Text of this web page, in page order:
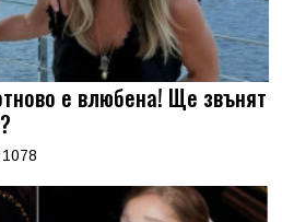
е влюбена! Ще звънят
1078